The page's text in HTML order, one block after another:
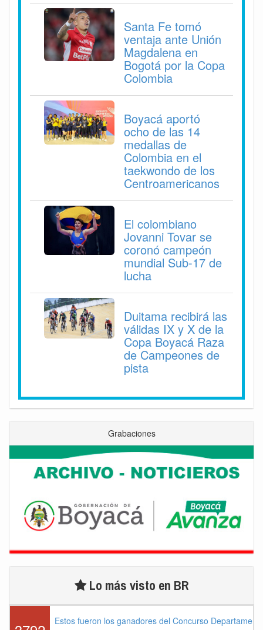
Santa Fe tomó
ventaja ante Unión
Magdalena en
Bogotá por la Copa
Colombia
Boyacá aportó
ocho de las 14
medallas de
Colombia en el
taekwondo de los
Centroamericanos
El colombiano
Jovanni Tovar se
coronó campeón
mundial Sub-17 de
lucha
Duitama recibirá las
válidas IX y X de la
Copa Boyacá Raza
de Campeones de
pista
Grabaciones
Lo más visto en BR
Estos fueron los ganadores del Concurso